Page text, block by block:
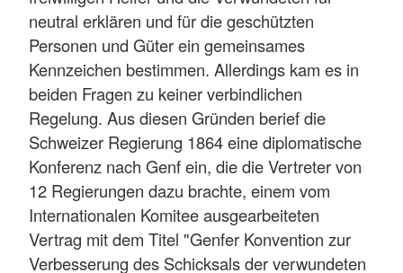
neutral erklären und für die geschützten
Personen und Güter ein gemeinsames
Kennzeichen bestimmen. Allerdings kam es in
beiden Fragen zu keiner verbindlichen
Regelung. Aus diesen Gründen berief die
Schweizer Regierung 1864 eine diplomatische
Konferenz nach Genf ein, die die Vertreter von
12 Regierungen dazu brachte, einem vom
Internationalen Komitee ausgearbeiteten
Vertrag mit dem Titel "Genfer Konvention zur
Verbesserung des Schicksals der verwundeten